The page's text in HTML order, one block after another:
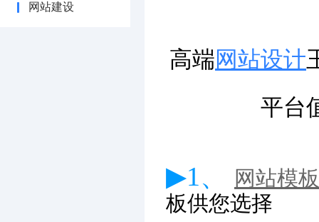
网站建设
高端网站设计
平台
▶1、
网站模板
板供您选择